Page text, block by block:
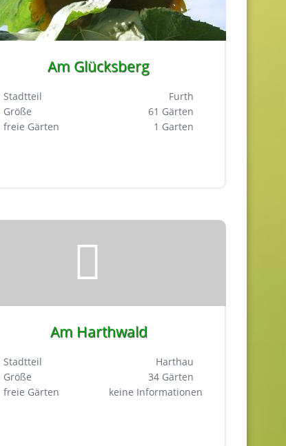
Am Glücksberg
Stadtteil
Furth
Größe
61 Gärten
freie Gärten
1 Garten
Am Harthwald
Stadtteil
Harthau
Größe
34 Gärten
freie Gärten
keine Informationen